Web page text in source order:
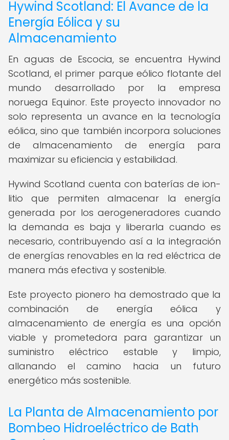
Hywind Scotland: El Avance de la
Energía Eólica y su
Almacenamiento
En aguas de Escocia, se encuentra Hywind
Scotland, el primer parque eólico flotante del
mundo desarrollado por la empresa
noruega Equinor. Este proyecto innovador no
solo representa un avance en la tecnología
eólica, sino que también incorpora soluciones
de almacenamiento de energía para
maximizar su eficiencia y estabilidad.
Hywind Scotland cuenta con baterías de ion-
litio que permiten almacenar la energía
generada por los aerogeneradores cuando
la demanda es baja y liberarla cuando es
necesario, contribuyendo así a la integración
de energías renovables en la red eléctrica de
manera más efectiva y sostenible.
Este proyecto pionero ha demostrado que la
combinación de energía eólica y
almacenamiento de energía es una opción
viable y prometedora para garantizar un
suministro eléctrico estable y limpio,
allanando el camino hacia un futuro
energético más sostenible.
La Planta de Almacenamiento por
Bombeo Hidroeléctrico de Bath